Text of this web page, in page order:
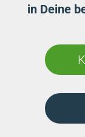
in Deine